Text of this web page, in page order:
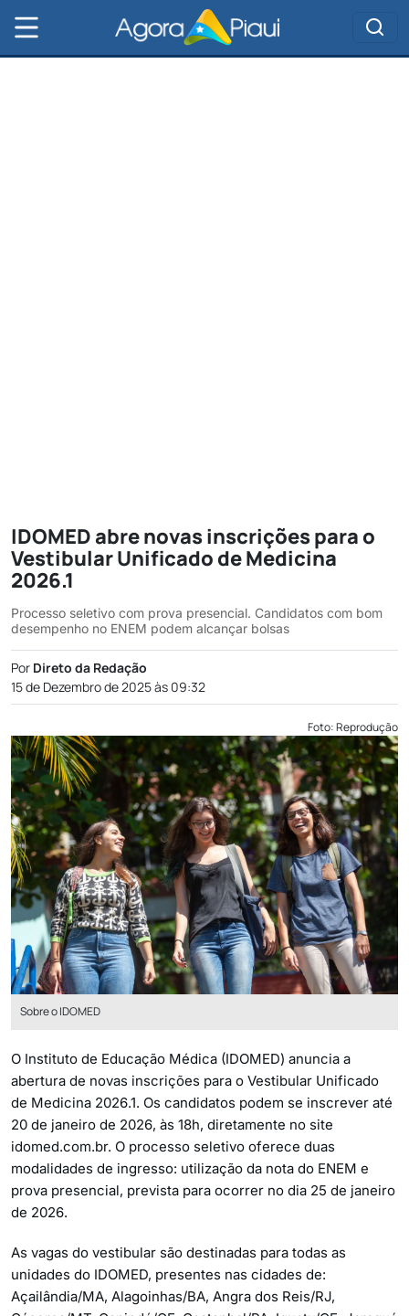
IDOMED abre novas inscrições para o
Vestibular Unificado de Medicina
2026.1
Processo seletivo com prova presencial. Candidatos com bom
desempenho no ENEM podem alcançar bolsas
Por Direto da Redação
15 de Dezembro de 2025 às 09:32
Foto: Reprodução
Sobre o IDOMED
O Instituto de Educação Médica (IDOMED) anuncia a
abertura de novas inscrições para o Vestibular Unificado
de Medicina 2026.1. Os candidatos podem se inscrever até
20 de janeiro de 2026, às 18h, diretamente no site
idomed.com.br. O processo seletivo oferece duas
modalidades de ingresso: utilização da nota do ENEM e
prova presencial, prevista para ocorrer no dia 25 de janeiro
de 2026.
As vagas do vestibular são destinadas para todas as
unidades do IDOMED, presentes nas cidades de:
Açailândia/MA, Alagoinhas/BA, Angra dos Reis/RJ,